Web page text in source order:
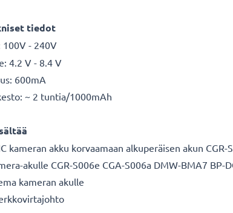
tiedot
- 240V
4.2 V - 8.4 V
600mA
~ 2 tuntia/1000mAh
kameran akku korvaamaan alkuperäisen akun
akulle CGR-S006e CGA-S006a DMW-BMA7 BP-
kameran akulle